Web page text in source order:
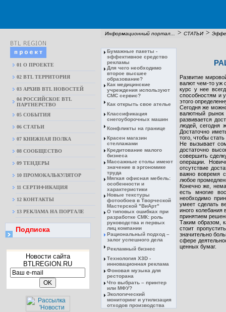
Информационный портал... > СТАТЬИ >
01 О ПРОЕКТЕ
02 BTL ТЕРРИТОРИЯ
03 АРХИВ BTL НОВОСТЕЙ
04 РОССИЙСКОЕ BTL
ПАРТНЕРСТВО
05 СОБЫТИЯ
06 СТАТЬИ
07 КНИЖНАЯ ПОЛКА
08 CООБЩЕСТВО
09 ТЕНДЕРЫ
10 ПРОМОКАЛЬКУЛЯТОР
11 СЕРТИФИКАЦИЯ
12 КОНТАКТЫ
13 РЕКЛАМА НА ПОРТАЛЕ
Подписка
Новости сайта
BTLREGION.RU
Бумажные пакеты -
эффективное средство
рекламы
Для чего необходимо
второе высшее
образование?
Как медицинские
учреждения используют
СМС сервис?
Как открыть свое ателье
Классификация
снегоуборочных машин
Конфликты на границе
Красен магазин
стеллажами
Кредитование малого
бизнеса
Массажные столы имеют
значение в эргономике
труда
Мягкая офисная мебель:
особенности и
характеристики
Новые текстуры
фотообоев в Творческой
Мастерской "ВиАрт"
О типовых ошибках при
разработке СМК: роль
руководства и первых
лиц компании
Рациональный подход –
залог успешного дела
Рекламный бизнес
Технология X3D -
инновационная реклама
Фоновая музыка для
ресторана
Что выбрать – принтер
или МФУ?
Экологический
мониторинг и утилизация
отходов производства
Развитие
валют чем-то уж
курс у нее
способностям и
этого
Сегодня же
валютный рынок
развивается
людей, сегодня
Достаточно
того, чтобы
Не вызывает
достаточно
совершить
операции.
отсутствие
важно вовремя
любое
Конечно же,
есть многие
необходимо
умеет сделать
иного колебания
принятием
Таким образом,
стоит
значительно
сфере
ценных бумаг.